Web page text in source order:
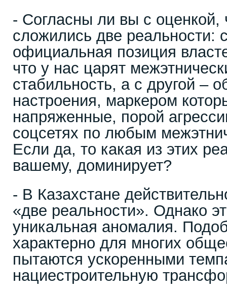
- Согласны ли вы с оценкой,
сложились две реальности:
официальная позиция
что у нас царят
стабильность, а с другой –
настроения, маркером
напряженные, порой
соцсетях по любым
Если да, то какая из этих
вашему, доминирует?
- В Казахстане
«две реальности». Однако
уникальная аномалия.
характерно для многих
пытаются ускоренными
нациестроительную